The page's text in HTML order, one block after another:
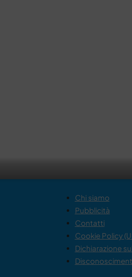
Chi siamo
Pubblicità
Contatti
Cookie Policy
Dichiarazione